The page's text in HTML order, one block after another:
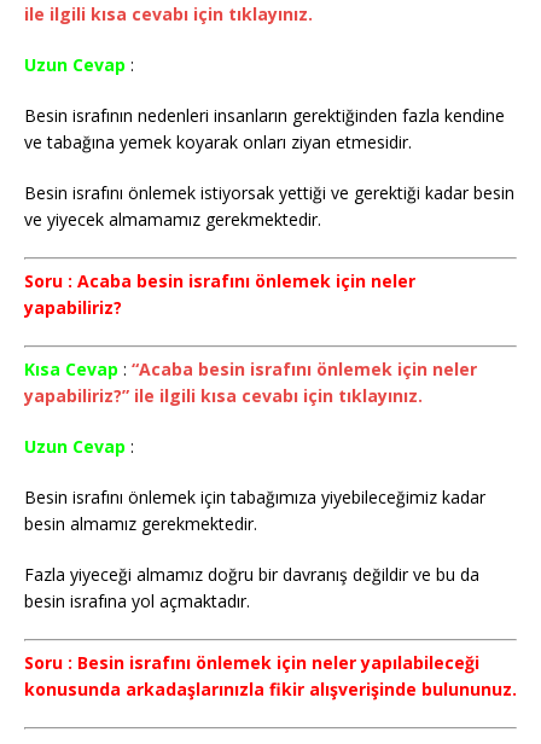
ile ilgili kısa cevabı için tıklayınız.
Uzun Cevap :
Besin israfının nedenleri insanların gerektiğinden fazla kendine
ve tabağına yemek koyarak onları ziyan etmesidir.
Besin israfını önlemek istiyorsak yettiği ve gerektiği kadar besin
ve yiyecek almamamız gerekmektedir.
Soru : Acaba besin israfını önlemek için neler
yapabiliriz?
Kısa Cevap : “Acaba besin israfını önlemek için neler
yapabiliriz?” ile ilgili kısa cevabı için tıklayınız.
Uzun Cevap :
Besin israfını önlemek için tabağımıza yiyebileceğimiz kadar
besin almamız gerekmektedir.
Fazla yiyeceği almamız doğru bir davranış değildir ve bu da
besin israfına yol açmaktadır.
Soru : Besin israfını önlemek için neler yapılabileceği
konusunda arkadaşlarınızla fikir alışverişinde bulununuz.